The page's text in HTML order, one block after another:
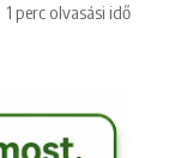
1 perc olvasási idő